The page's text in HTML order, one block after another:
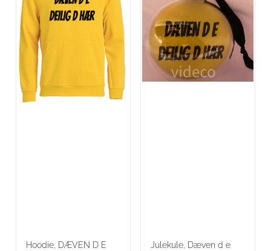
Hoodie, DÆVEN D E
Julekule, Dæven d e